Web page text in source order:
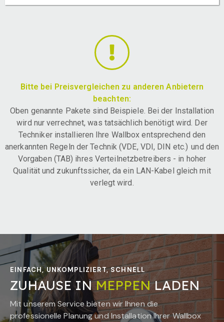
Bitte bei Preisvergleichen zu anderen Anbietern
beachten:
Oben genannte Pakete sind Beispiele. Bei der Installation
wird nur verrechnet, was tatsächlich benötigt wird. Der
Techniker installieren Ihre Wallbox entsprechend den
anerkannten Regeln der Technik (VDE, VDI, DIN etc.) und den
Vorgaben (TAB) ihres Verteilnetzbetreibers - in hoher
Qualität und zukunftssicher, da ein LAN-Kabel gleich mit
verlegt wird.
EINFACH, UNKOMPLIZIERT, SCHNELL
ZUHAUSE INMEPPENLADEN
Mit unserem Service bieten wir Ihnen die
professionelle Planung und Installation Ihrer Wallbox